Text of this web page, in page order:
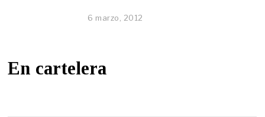
6 marzo, 2012
En cartelera